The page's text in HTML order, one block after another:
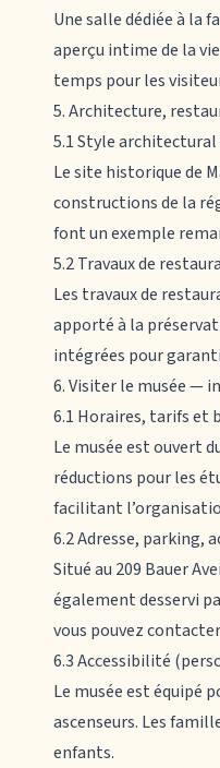
Une salle dédiée à
aperçu intime de la
temps pour les
5. Architecture,
5.1 Style
Lesite historique de
constructions de la
font un exemple
5.2 Travaux de
Les travaux de
apporté à la
intégrées pour
6. Visiter le musée —
6.1 Horaires, tarifs et
Le musée est ouvert
réductions pour les
facilitant
6.2 Adresse, parking,
Situé au 209 Bauer
également desservi
vous pouvez
6.3 Accessibilité
Le musée est équipé
ascenseurs. Les
enfants.